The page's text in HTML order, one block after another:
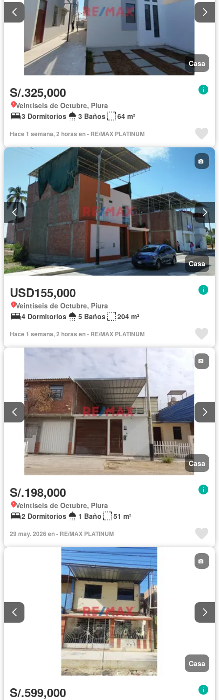
Casa
S/.325,000
Veintiseis de Octubre, Piura
3 Dormitorios
3 Baños 64 m²
Hace 1 semana, 2 horas en - RE/MAX PLATINUM
Casa
USD155,000
Veintiseis de Octubre, Piura
4 Dormitorios
5 Baños 204 m²
Hace 1 semana, 2 horas en - RE/MAX PLATINUM
Casa
S/.198,000
Veintiseis de Octubre, Piura
2 Dormitorios
1 Baño 51 m²
29 may. 2026 en - RE/MAX PLATINUM
Casa
S/.599,000